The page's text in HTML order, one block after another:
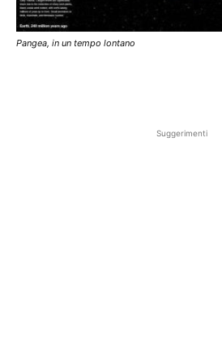
Pangea, in un tempo lontano
Suggerimenti